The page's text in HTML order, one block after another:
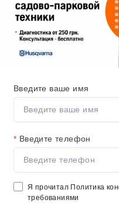
Введите ваше имя
* Введите телефон
Я прочитал Политика
требованиями